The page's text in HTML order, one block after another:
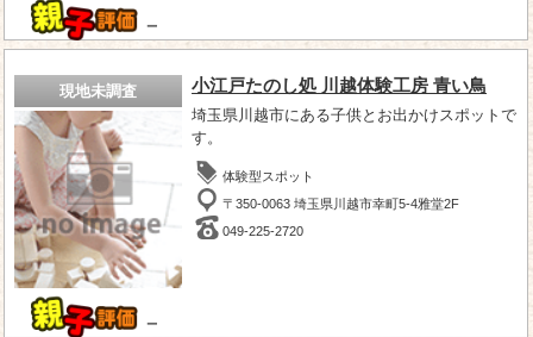
－
現地未調査
－
小江戸たのし処 川越体験工房 青い鳥
埼玉県川越市にある子供とお出かけスポットで
す。
体験型スポット
〒350-0063 埼玉県川越市幸町5-4雅堂2F
049-225-2720